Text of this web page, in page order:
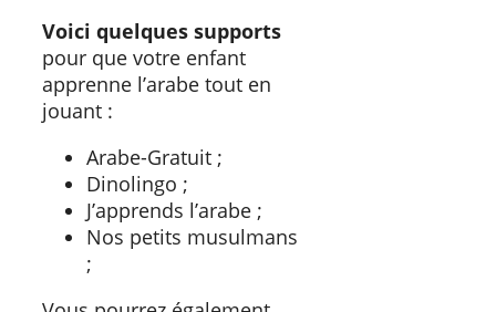
Voici quelques supports
pour que votre enfant
apprenne l’arabe tout en
jouant :
Arabe-Gratuit ;
Dinolingo ;
J’apprends l’arabe ;
Nos petits musulmans
;